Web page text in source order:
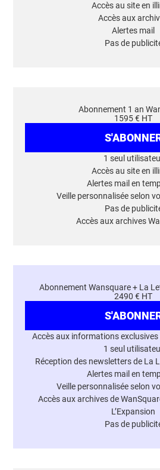
Accès au site en
Accès aux
Alertes mail
Pas de
Abonnement 1 an
1595 € HT
1 seul
Accès au site en
Alertes mail en
Veille personnalisée selon
Pas de
Accès aux archives
Abonnement Wansquare + La
2490 € HT
Accès aux informations exclusives
1 seul
Réception des newsletters de La
Alertes mail en
Veille personnalisée selon
Accès aux archives de
L’Expansion
Pas de